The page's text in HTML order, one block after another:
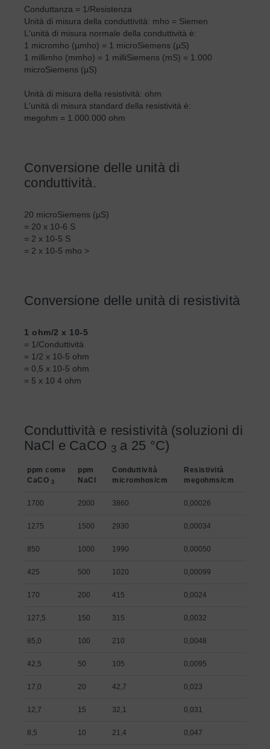
Conduttanza = 1/Resistenza
Unità di misura della conduttività: mho = Siemen
L'unità di misura normale della conduttività è:
1 micromho (µmho) = 1 microSiemens (µS)
1 millimho (mmho) = 1 milliSiemens (mS) = 1.000
microSiemens (µS)
Unità di misura della resistività: ohm
L'unità di misura standard della resistività è:
megohm = 1.000.000 ohm
Conversione delle unità di
conduttività.
20 microSiemens (µS)
= 20 x 10-6 S
= 2 x 10-5 S
= 2 x 10-5 mho >
Conversione delle unità di resistività
1 ohm/2 x 10-5
= 1/Conduttività
= 1/2 x 10-5 ohm
= 0,5 x 10-5 ohm
= 5 x 10 4 ohm
Conduttività e resistività (soluzioni di
NaCl e CaCO 3 a 25 °C)
ppm come
CaCO 3
ppm
NaCl
Conduttività
micromhos/cm
Resistività
megohms/cm
1700 2000 3860 0,00026
1275 1500 2930 0,00034
850 1000 1990 0,00050
425 500 1020 0,00099
170 200 415 0,0024
127,5 150 315 0,0032
85,0 100 210 0,0048
42,5 50 105 0,0095
17,0 20 42,7 0,023
12,7 15 32,1 0,031
8,5 10 21,4 0,047